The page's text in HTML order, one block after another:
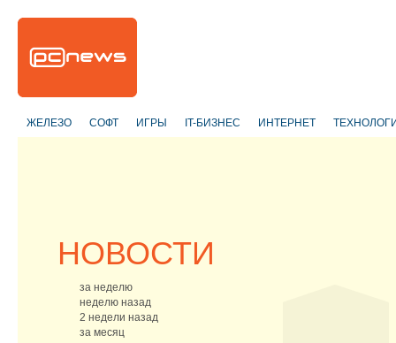
ЖЕЛЕЗО СОФТ ИГРЫ IT-БИЗНЕС ИНТЕРНЕТ
НОВОСТИ
за неделю
неделю назад
2 недели назад
за месяц